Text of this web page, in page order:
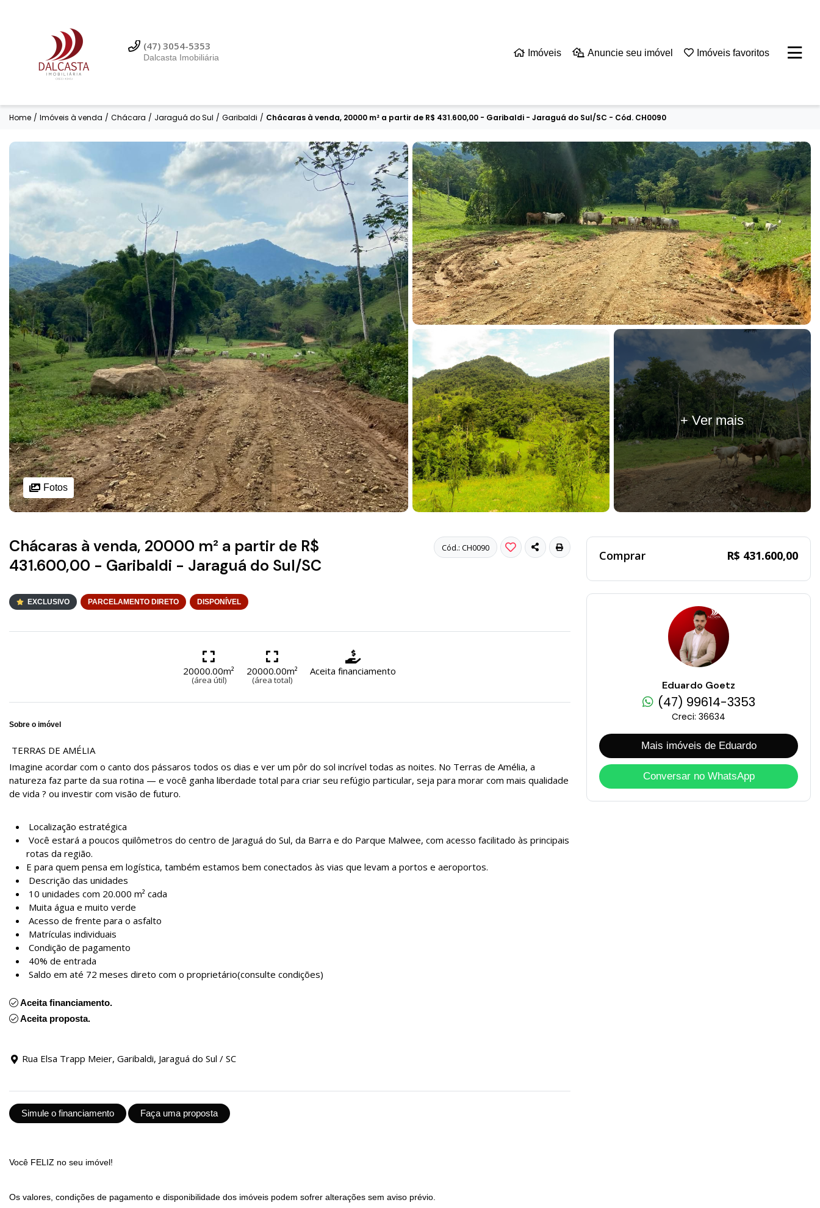
(47) 99614-3353
Dalcasta Imobiliária
Imóveis Anuncie seu imóvel Imóveis favoritos
Home / Imóveis à venda / Chácara / Jaraguá do Sul / Garibaldi / Chácaras à venda, 20000 m² a partir de R$ 431.600,00 - Garibaldi - Jaraguá do Sul/SC - Cód. CH0090
Fotos
+ Ver mais
Cód.: CH0090
Chácaras à venda, 20000 m² a partir de R$
431.600,00 - Garibaldi - Jaraguá do Sul/SC
EXCLUSIVO PARCELAMENTO DIRETO DISPONÍVEL
20000.00m²
(área útil)
20000.00m²
(área total)
Aceita financiamento
Sobre o imóvel
TERRAS DE AMÉLIA
Imagine acordar com o canto dos pássaros todos os dias e ver um pôr do sol incrível todas as noites. No Terras de Amélia, a
natureza faz parte da sua rotina — e você ganha liberdade total para criar seu refúgio particular, seja para morar com mais qualidade
de vida ? ou investir com visão de futuro.
Localização estratégica
Você estará a poucos quilômetros do centro de Jaraguá do Sul, da Barra e do Parque Malwee, com acesso facilitado às principais
rotas da região.
E para quem pensa em logística, também estamos bem conectados às vias que levam a portos e aeroportos.
Descrição das unidades
10 unidades com 20.000 m² cada
Muita água e muito verde
Acesso de frente para o asfalto
Matrículas individuais
Condição de pagamento
40% de entrada
Saldo em até 72 meses direto com o proprietário(consulte condições)
Aceita financiamento.
Aceita proposta.
Rua Elsa Trapp Meier, Garibaldi, Jaraguá do Sul / SC
Simule o financiamento Faça uma proposta
Você FELIZ no seu imóvel!
Os valores, condições de pagamento e disponibilidade dos imóveis podem sofrer alterações sem aviso prévio.
Comprar R$ 431.600,00
Eduardo Goetz
(47) 99614-3353
Creci: 36634
Mais imóveis de Eduardo
Conversar no WhatsApp